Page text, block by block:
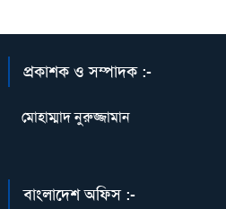
প্রকাশক ও সম্পাদক :-
মোহাম্মাদ নুরুজ্জামান
বাংলাদেশ অফিস :-